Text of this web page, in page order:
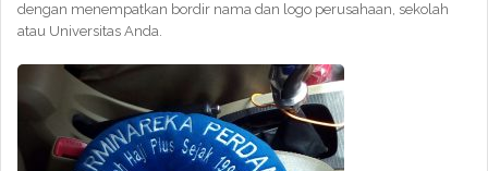
dengan menempatkan bordir nama dan logo perusahaan, sekolah
atau Universitas Anda.